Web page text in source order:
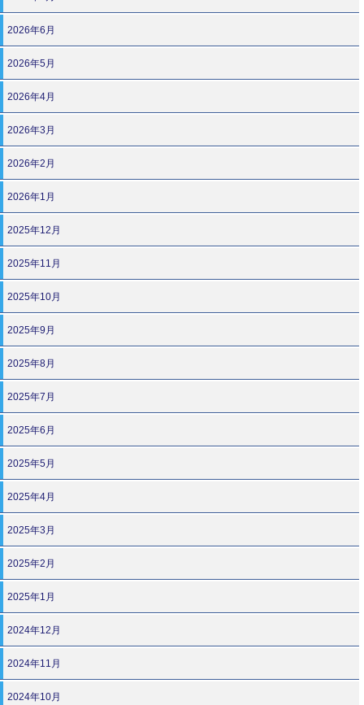
2026年6月
2026年5月
2026年4月
2026年3月
2026年2月
2026年1月
2025年12月
2025年11月
2025年10月
2025年9月
2025年8月
2025年7月
2025年6月
2025年5月
2025年4月
2025年3月
2025年2月
2025年1月
2024年12月
2024年11月
2024年10月